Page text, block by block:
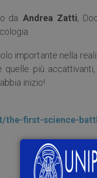
da:Andrea Zatti,
importante nella
quelle più
inizio!
the-first-science-